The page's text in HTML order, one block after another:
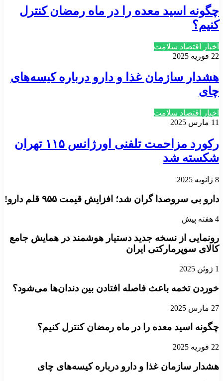
چگونه اسید معده را در ماه رمضان کنترل
کنیم؟
اخبار اقتصاد سلامت
22 فوریه 2025
هشدار سازمان غذا و دارو درباره کیسه‌های
چای
اخبار اقتصاد سلامت
11 مارس 2025
رکورد مزاحمت تلفنی اورژانس ۱۱۵ تهران
شکسته شد
8 ژانویه 2025
دارو بی سروصدا گران شد؛ افزایش قیمت ۹۵۵ قلم دارو!
4 هفته پیش
رونمایی از نسخه جدید دستیار هوشمند در همایش جامع
کالای سوپرمارکتی ایران
1 ژوئن 2025
خوردن تخمه باعث فاصله افتادن بین دندان‌ها می‌شود؟
27 مارس 2025
چگونه اسید معده را در ماه رمضان کنترل کنیم؟
22 فوریه 2025
هشدار سازمان غذا و دارو درباره کیسه‌های چای